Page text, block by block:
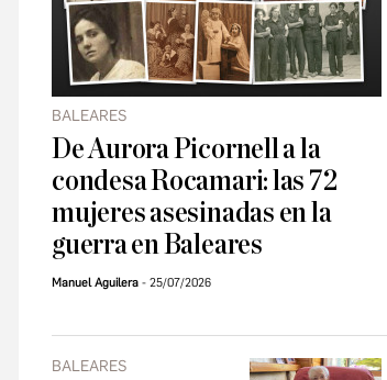
BALEARES
De Aurora Picornell a la
condesa Rocamari: las 72
mujeres asesinadas en la
guerra en Baleares
Manuel Aguilera 25/07/2026
BALEARES